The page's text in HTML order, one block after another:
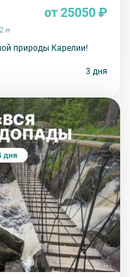
от 25050 ₽
н
природы Карелии!
3 дня